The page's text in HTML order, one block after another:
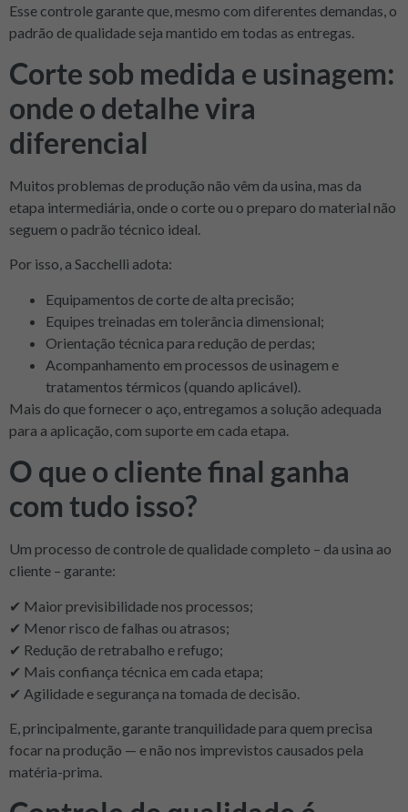
Esse controle garante que, mesmo com diferentes demandas, o
padrão de qualidade seja mantido em todas as entregas.
Corte sob medida e usinagem:
onde o detalhe vira
diferencial
Muitos problemas de produção não vêm da usina, mas da
etapa intermediária, onde o corte ou o preparo do material não
seguem o padrão técnico ideal.
Por isso, a Sacchelli adota:
Equipamentos de corte de alta precisão;
Equipes treinadas em tolerância dimensional;
Orientação técnica para redução de perdas;
Acompanhamento em processos de usinagem e
tratamentos térmicos (quando aplicável).
Mais do que fornecer o aço, entregamos a solução adequada
para a aplicação, com suporte em cada etapa.
O que o cliente final ganha
com tudo isso?
Um processo de controle de qualidade completo – da usina ao
cliente – garante:
✔ Maior previsibilidade nos processos;
✔ Menor risco de falhas ou atrasos;
✔ Redução de retrabalho e refugo;
✔ Mais confiança técnica em cada etapa;
✔ Agilidade e segurança na tomada de decisão.
E, principalmente, garante tranquilidade para quem precisa
focar na produção — e não nos imprevistos causados pela
matéria-prima.